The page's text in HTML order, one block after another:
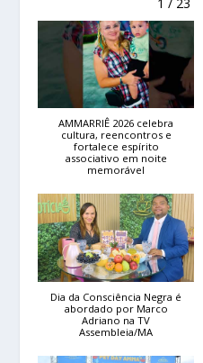
AMMARRIÊ 2026 celebra
cultura, reencontros e
fortalece espírito
associativo em noite
memorável
Dia da Consciência Negra é
abordado por Marco
Adriano na TV
Assembleia/MA